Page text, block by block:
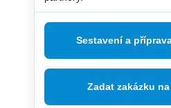
Sestavení a
Zadat zakázku